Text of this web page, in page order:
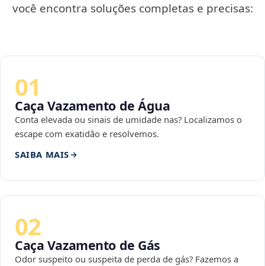
você encontra soluções completas e precisas:
01
Caça Vazamento de Água
Conta elevada ou sinais de umidade nas? Localizamos o
escape com exatidão e resolvemos.
SAIBA MAIS
02
Caça Vazamento de Gás
Odor suspeito ou suspeita de perda de gás? Fazemos a